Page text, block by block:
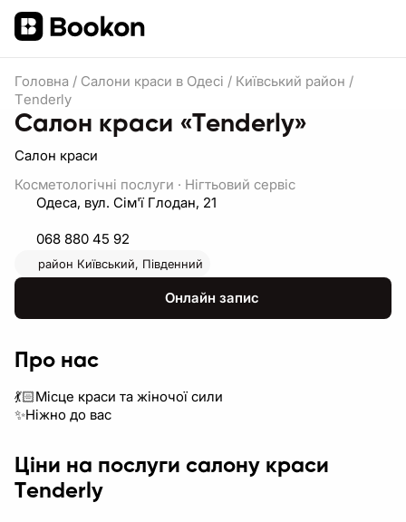
Головна / Салони краси в Одесі / Київський район /
Тenderly
Салон краси «Тenderly»
Салон краси
Косметологічні послуги · Нігтьовий сервіс
Одеса, вул. Сім'ї Глодан, 21
068 880 45 92
район Київський, Південний
Онлайн запис
Про нас
💃🏻Місце краси та жіночої сили
✨Ніжно до вас
Ціни на послуги салону краси
Тenderly